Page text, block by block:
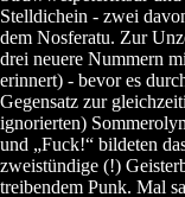
Stelldichein - zwei
dem Nosferatu. Zur
drei neuere Nummern
erinnert) - bevor es
Gegensatz zur
ignorierten)
und „Fuck!“ bildeten
zweistündige (!)
treibendem Punk. Mal